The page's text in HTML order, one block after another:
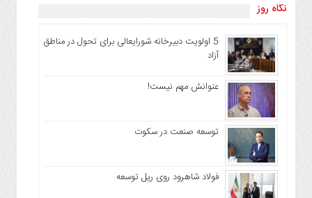
نگاه روز
5 اولویت دبیرخانه شورایعالی برای تحول در مناطق
آزاد
عنوانش مهم نیست!
توسعه صنعت در سکوت
فولاد شاهرود روی ریل توسعه